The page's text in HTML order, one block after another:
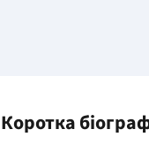
Коротка